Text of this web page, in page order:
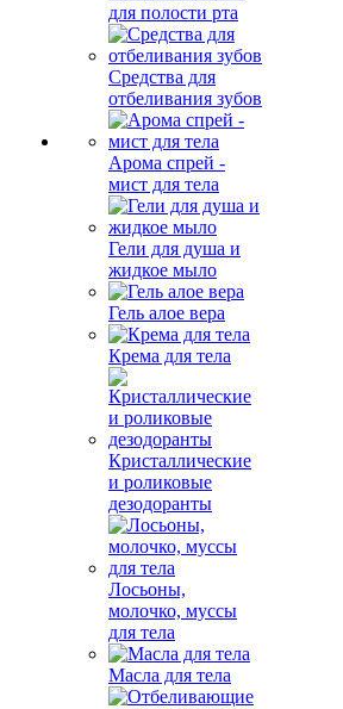
для полости рта
Средства для
отбеливания зубов
Арома спрей -
мист для тела
Гели для душа и
жидкое мыло
Гель алое вера
Крема для тела
Кристаллические
и роликовые
дезодоранты
Лосьоны,
молочко, муссы
для тела
Масла для тела